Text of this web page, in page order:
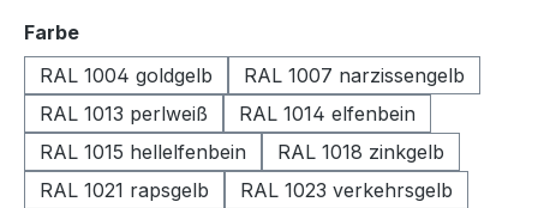
Farbeauswählen
RAL 1004 goldgelb
RAL 1007 narzissengelb
RAL 1013 perlweiß
RAL 1014 elfenbein
RAL 1015 hellelfenbein
RAL 1018 zinkgelb
RAL 1021 rapsgelb
RAL 1023 verkehrsgelb